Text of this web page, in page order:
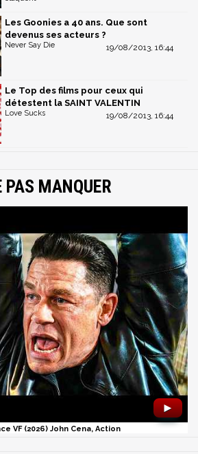
Les Goonies a 40 ans. Que sont
devenus ses acteurs ?
19/08/2013, 16:44
Never Say Die
Le Top des films pour ceux qui
détestent la SAINT VALENTIN
19/08/2013, 16:44
Love Sucks
PAS MANQUER
►
VF (2026) John Cena, Action